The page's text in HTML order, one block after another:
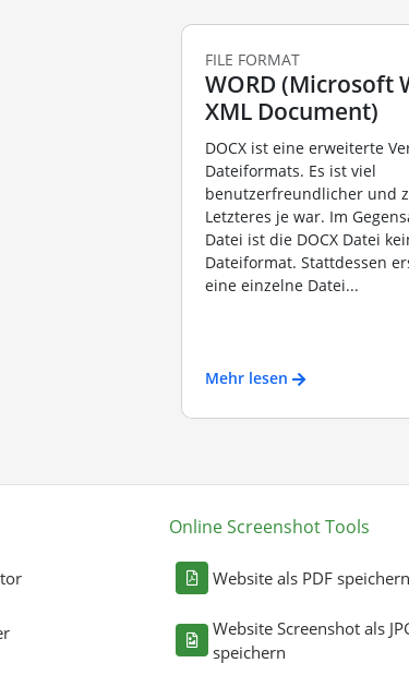
FILE FORMAT
WORD (Microsoft
XML Document)
DOCX ist eine erweiterte
Dateiformats. Es ist viel
benutzerfreundlicher und
Letzteres je war. Im
Datei ist die DOCX Datei
Dateiformat. Stattdessen
eine einzelne Datei...
Mehr lesen
Online Screenshot Tools
Website als PDF speichern
Website Screenshot als
speichern